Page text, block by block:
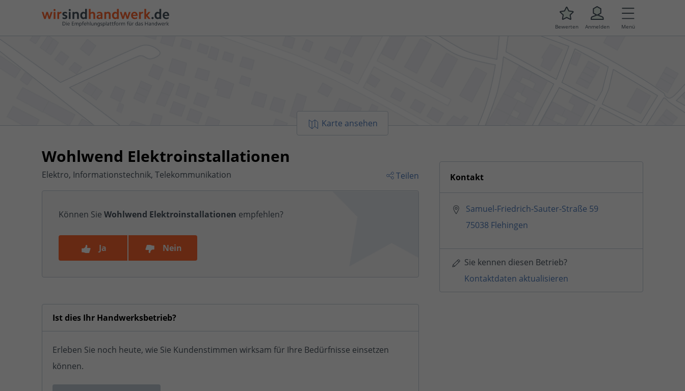
Bewerten Anmelden Menü
Karte ansehen
Wohlwend Elektroinstallationen
Teilen
Elektro, Informationstechnik, Telekommunikation
Können Sie Wohlwend Elektroinstallationen empfehlen?
Ja Nein
Kontakt
Samuel-Friedrich-Sauter-Straße 59
75038 Flehingen
Sie kennen diesen Betrieb?
Kontaktdaten aktualisieren
Ist dies Ihr Handwerksbetrieb?
Erleben Sie noch heute, wie Sie Kundenstimmen wirksam für Ihre Bedürfnisse einsetzen
können.